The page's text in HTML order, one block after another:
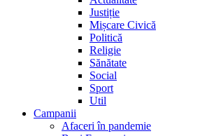
Justiție
Mișcare Civică
Politică
Religie
Sănătate
Social
Sport
Util
Campanii
Afaceri în pandemie